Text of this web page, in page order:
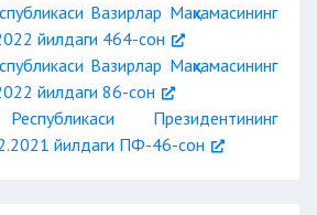
Вазирлар Маҳкамасининг
йилдаги 464-сон
Вазирлар Маҳкамасининг
йилдаги 86-сон
Президентининг
йилдаги ПФ-46-сон